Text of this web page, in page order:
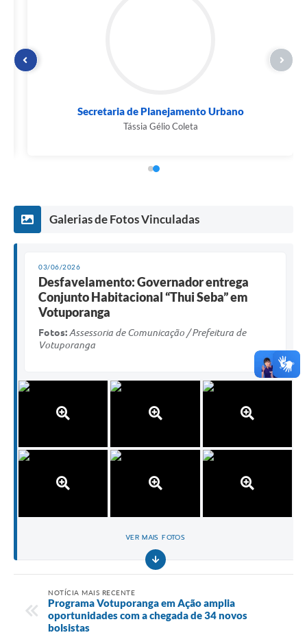
Secretaria de Planejamento Urbano
Tássia Gélio Coleta
Galerias de Fotos Vinculadas
03/06/2026
Desfavelamento: Governador entrega
Conjunto Habitacional “Thui Seba” em
Votuporanga
Fotos: Assessoria de Comunicação / Prefeitura de
Votuporanga
VER MAIS FOTOS
NOTÍCIA MAIS RECENTE
Programa Votuporanga em Ação amplia
oportunidades com a chegada de 34 novos
bolsistas